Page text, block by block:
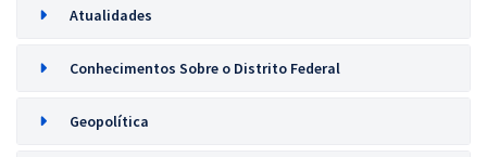
Atualidades
Conhecimentos Sobre o Distrito Federal
Geopolítica